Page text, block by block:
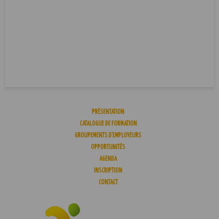
PRÉSENTATION
CATALOGUE DE FORMATION
GROUPEMENTS D’EMPLOYEURS
OPPORTUNITÉS
AGENDA
INSCRIPTION
CONTACT